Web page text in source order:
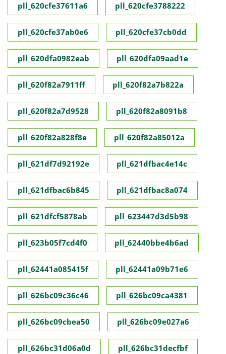
pll_620cfe37611a6 pll_620cfe3788222
pll_620cfe37ab0e6 pll_620cfe37cb0dd
pll_620dfa0982eab pll_620dfa09aad1e
pll_620f82a7911ff pll_620f82a7b822a
pll_620f82a7d9528 pll_620f82a8091b8
pll_620f82a828f8e pll_620f82a85012a
pll_621df7d92192e pll_621dfbac4e14c
pll_621dfbac6b845 pll_621dfbac8a074
pll_621dfcf5878ab pll_623447d3d5b98
pll_623b05f7cd4f0 pll_62440bbe4b6ad
pll_62441a085415f pll_62441a09b71e6
pll_626bc09c36c46 pll_626bc09ca4381
pll_626bc09cbea50 pll_626bc09e027a6
pll_626bc31d06a0d pll_626bc31decfbf